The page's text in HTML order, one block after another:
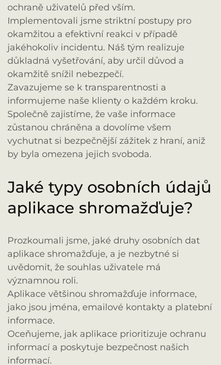
ochraně uživatelů před vším.
Implementovali jsme striktní postupy pro
okamžitou a efektivní reakci v případě
jakéhokoliv incidentu. Náš tým realizuje
důkladná vyšetřování, aby určil důvod a
okamžitě snížil nebezpečí.
Zavazujeme se k transparentnosti a
informujeme naše klienty o každém kroku.
Společně zajistíme, že vaše informace
zůstanou chráněna a dovolíme všem
vychutnat si bezpečnější zážitek z hraní, aniž
by byla omezena jejich svoboda.
Jaké typy osobních údajů
aplikace shromažďuje?
Prozkoumali jsme, jaké druhy osobních dat
aplikace shromažďuje, a je nezbytné si
uvědomit, že souhlas uživatele má
významnou roli.
Aplikace většinou shromažďuje informace,
jako jsou jména, emailové kontakty a platební
informace.
Oceňujeme, jak aplikace prioritizuje ochranu
informací a poskytuje bezpečnost našich
informací.